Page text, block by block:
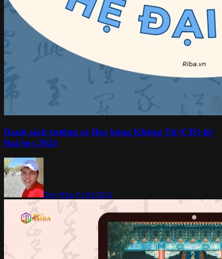
Danh sách trường có Học bổng Khổng Tử (CIS) hệ
Đại học 2024
Duy Riba 01/03/2024